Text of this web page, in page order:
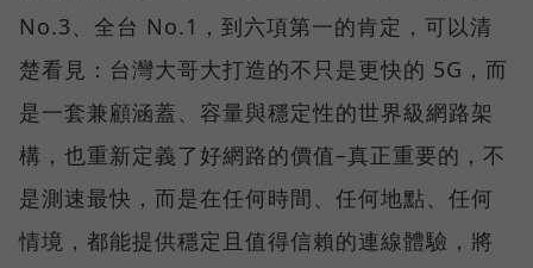
No.3、全台 No.1，到六項第一的肯定，可以清
楚看見：台灣大哥大打造的不只是更快的 5G，而
是一套兼顧涵蓋、容量與穩定性的世界級網路架
構，也重新定義了好網路的價值–真正重要的，不
是測速最快，而是在任何時間、任何地點、任何
情境，都能提供穩定且值得信賴的連線體驗，將